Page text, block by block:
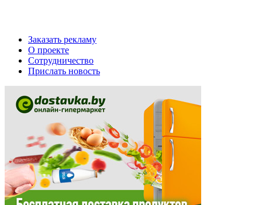
Заказать рекламу
О проекте
Сотрудничество
Прислать новость